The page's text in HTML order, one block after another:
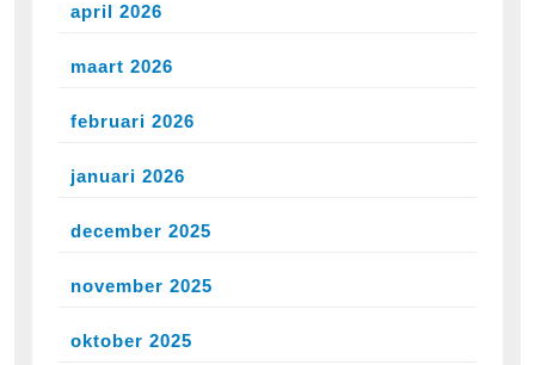
april 2026
maart 2026
februari 2026
januari 2026
december 2025
november 2025
oktober 2025